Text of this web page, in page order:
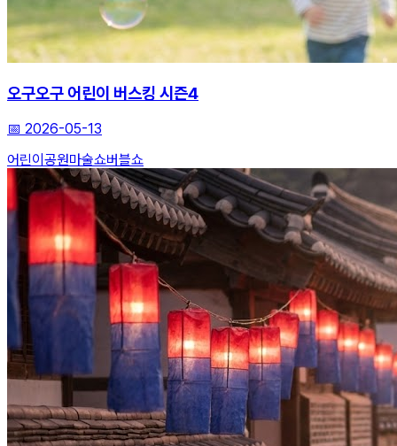
오구오구 어린이 버스킹 시즌4
📅 2026-05-13
어린이공원마술쇼버블쇼